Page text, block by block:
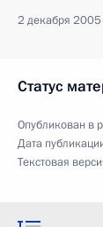
2 декабря 2005
Статус
Опубликован в
Дата
Текстовая